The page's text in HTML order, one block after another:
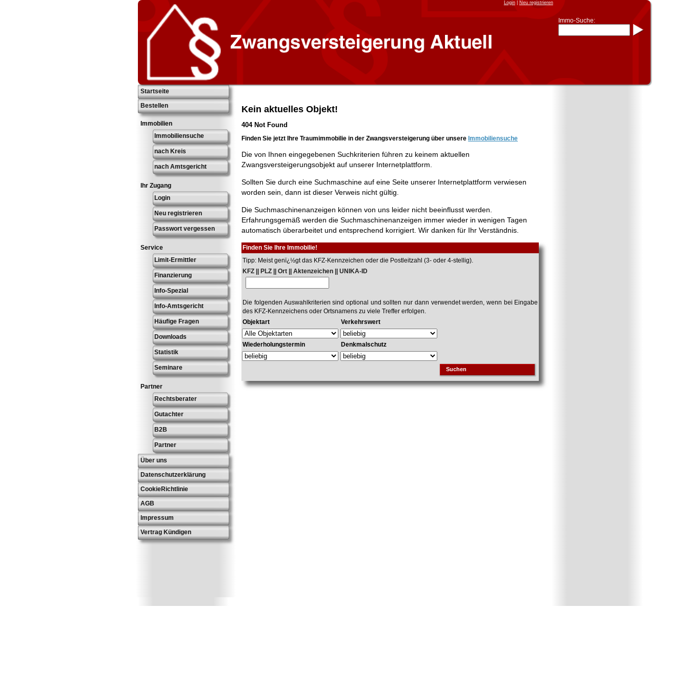
Login| Neu registrieren
Immo-Suche:
Startseite
Bestellen
Immobilien
Immobiliensuche
nach Kreis
nach Amtsgericht
Ihr Zugang
Login
Neu registrieren
Passwort vergessen
Service
Limit-Ermittler
Finanzierung
Info-Spezial
Info-Amtsgericht
Häufige Fragen
Downloads
Statistik
Seminare
Partner
Rechtsberater
Gutachter
B2B
Partner
Über uns
Datenschutzerklärung
CookieRichtlinie
AGB
Impressum
Vertrag Kündigen
Kein aktuelles Objekt!
404 Not Found
Finden Sie jetzt Ihre Traumimmobilie in der Zwangsversteigerung über unsereImmobiliensuche
Die von Ihnen eingegebenen Suchkriterien führen zu keinem aktuellen
Zwangsversteigerungsobjekt auf unserer Internetplattform.
Sollten Sie durch eine Suchmaschine auf eine Seite unserer Internetplattform verwiesen
worden sein, dann ist dieser Verweis nicht gültig.
Die Suchmaschinenanzeigen können von uns leider nicht beeinflusst werden.
Erfahrungsgemäß werden die Suchmaschinenanzeigen immer wieder in wenigen Tagen
automatisch überarbeitet und entsprechend korrigiert. Wir danken für Ihr Verständnis.
Finden Sie Ihre Immobilie!
Tipp: Meist genï¿½gt das KFZ-Kennzeichen oder die Postleitzahl (3- oder 4-stellig).
KFZ || PLZ || Ort || Aktenzeichen || UNIKA-ID
Die folgenden Auswahlkriterien sind optional und sollten nur dann verwendet werden, wenn bei Eingabe
des KFZ-Kennzeichens oder Ortsnamens zu viele Treffer erfolgen.
Objektart
Verkehrswert
Wiederholungstermin Denkmalschutz
Suchen